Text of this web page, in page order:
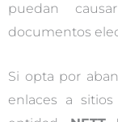
puedan
documentos
Si opta por
enlaces a